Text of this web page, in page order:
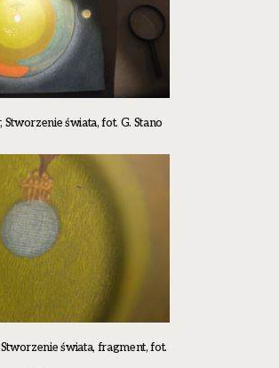
świata, fot. G. Stano
świata, fragment, fot.